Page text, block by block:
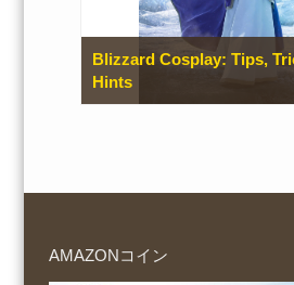
Blizzard Cosplay: Tips,
Hints
AMAZONコイン